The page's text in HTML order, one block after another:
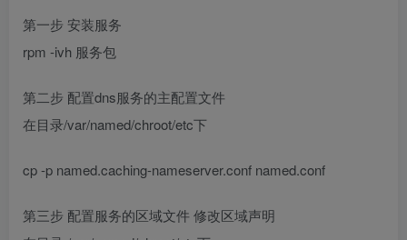
第一步 安装服务
rpm -ivh 服务包
第二步 配置dns服务的主配置文件
在目录/var/named/chroot/etc下
cp -p named.caching-nameserver.conf named.conf
第三步 配置服务的区域文件 修改区域声明